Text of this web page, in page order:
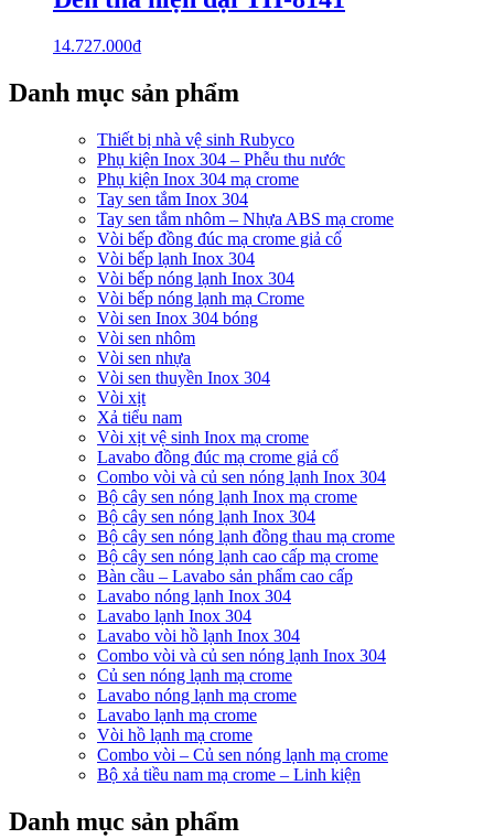
14.727.000₫
Danh mục sản phẩm
Thiết bị nhà vệ sinh Rubyco
Phụ kiện Inox 304 – Phễu thu nước
Phụ kiện Inox 304 mạ crome
Tay sen tắm Inox 304
Tay sen tắm nhôm – Nhựa ABS mạ crome
Vòi bếp đồng đúc mạ crome giả cổ
Vòi bếp lạnh Inox 304
Vòi bếp nóng lạnh Inox 304
Vòi bếp nóng lạnh mạ Crome
Vòi sen Inox 304 bóng
Vòi sen nhôm
Vòi sen nhựa
Vòi sen thuyền Inox 304
Vòi xịt
Xả tiểu nam
Vòi xịt vệ sinh Inox mạ crome
Lavabo đồng đúc mạ crome giả cổ
Combo vòi và củ sen nóng lạnh Inox 304
Bộ cây sen nóng lạnh Inox mạ crome
Bộ cây sen nóng lạnh Inox 304
Bộ cây sen nóng lạnh đồng thau mạ crome
Bộ cây sen nóng lạnh cao cấp mạ crome
Bàn cầu – Lavabo sản phẩm cao cấp
Lavabo nóng lạnh Inox 304
Lavabo lạnh Inox 304
Lavabo vòi hồ lạnh Inox 304
Combo vòi và củ sen nóng lạnh Inox 304
Củ sen nóng lạnh mạ crome
Lavabo nóng lạnh mạ crome
Lavabo lạnh mạ crome
Vòi hồ lạnh mạ crome
Combo vòi – Củ sen nóng lạnh mạ crome
Bộ xả tiều nam mạ crome – Linh kiện
Danh mục sản phẩm